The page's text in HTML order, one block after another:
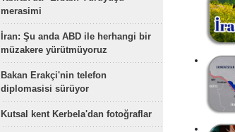
merasimi
İran: Şu anda ABD ile herhangi bir
müzakere yürütmüyoruz
Bakan Erakçi'nin telefon
diplomasisi sürüyor
Kutsal kent Kerbela'dan fotoğraflar